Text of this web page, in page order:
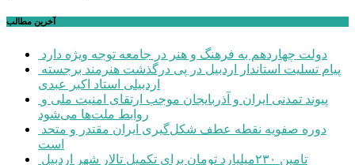
آخرین مطالب
دولت چهاردهم به فرهنگ و هنر در جامعه توجه ویژه دارد
اردبیلی استاد اکبر عبدی
روابط ملت‌ها می‌شود
است
تامین ۲۳۰میلیارد تومان برای تکمیل تالار شهر اردبیل